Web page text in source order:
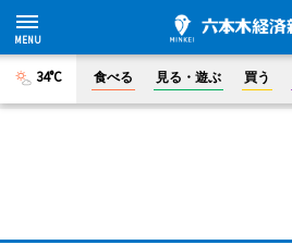
34°C 食べる 見る・遊ぶ 買う